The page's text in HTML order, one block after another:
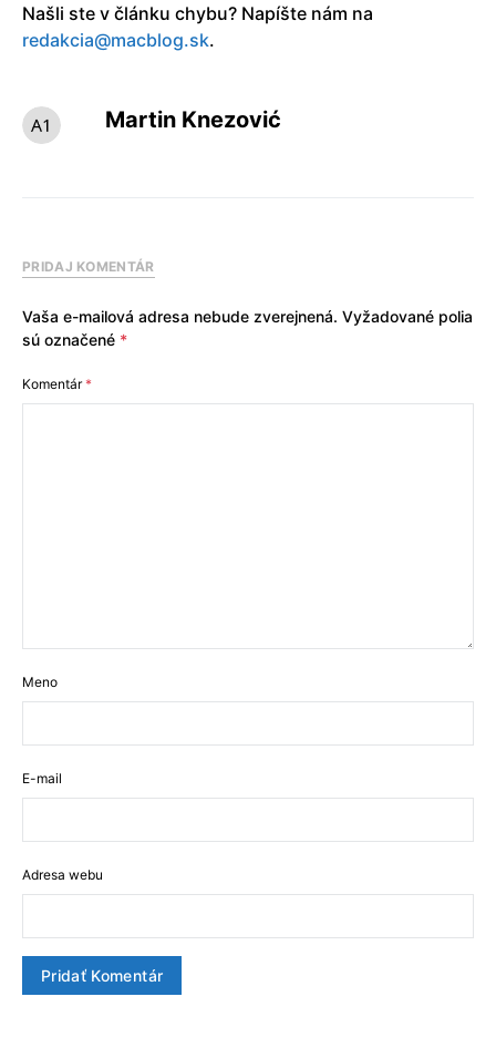
Našli ste v článku chybu? Napíšte nám na
redakcia@macblog.sk.
Martin Knezović
PRIDAJ KOMENTÁR
Vaša e-mailová adresa nebude zverejnená. Vyžadované polia
sú označené *
Komentár*
Meno
E-mail
Adresa webu